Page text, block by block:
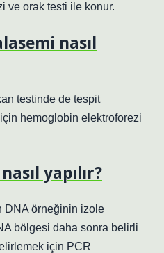
ve orak testi ile konur.
nasıl
testinde de tespit
hemoglobin elektroforezi
yapılır?
DNA örneğinin izole
bölgesi daha sonra belirli
için PCR